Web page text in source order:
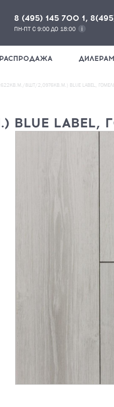
8 (495) 145 700 1,
ПН-ПТ С 9:00 ДО 18:00
РАСПРОДАЖА ДИЛЕРАМ
8ШТ/2,0976КВ.М.) BLUE LABEL,
LABEL,